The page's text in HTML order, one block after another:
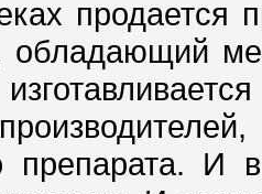
обладающий
препарата.